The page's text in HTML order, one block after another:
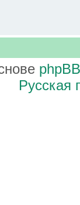
phpBB
Русская